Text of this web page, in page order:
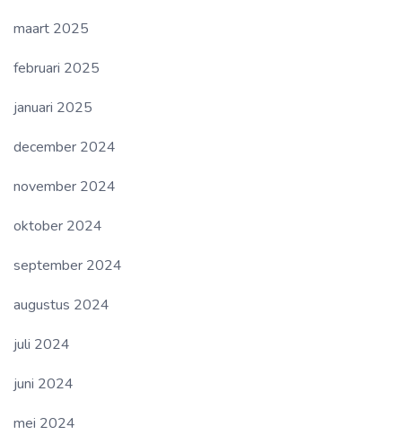
maart 2025
februari 2025
januari 2025
december 2024
november 2024
oktober 2024
september 2024
augustus 2024
juli 2024
juni 2024
mei 2024